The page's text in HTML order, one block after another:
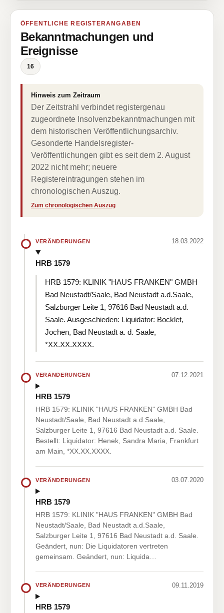
ÖFFENTLICHE REGISTERANGABEN
Bekanntmachungen und
Ereignisse
16
Hinweis zum Zeitraum
Der Zeitstrahl verbindet registergenau
zugeordnete Insolvenzbekanntmachungen mit
dem historischen Veröffentlichungsarchiv.
Gesonderte Handelsregister-
Veröffentlichungen gibt es seit dem 2. August
2022 nicht mehr; neuere
Registereintragungen stehen im
chronologischen Auszug.
Zum chronologischen Auszug
VERÄNDERUNGEN 18.03.2022
HRB 1579
HRB 1579: KLINIK "HAUS FRANKEN" GMBH
Bad Neustadt/Saale, Bad Neustadt a.d.Saale,
Salzburger Leite 1, 97616 Bad Neustadt a.d.
Saale. Ausgeschieden: Liquidator: Bocklet,
Jochen, Bad Neustadt a. d. Saale,
*XX.XX.XXXX.
VERÄNDERUNGEN 07.12.2021
HRB 1579
HRB 1579: KLINIK "HAUS FRANKEN" GMBH Bad
Neustadt/Saale, Bad Neustadt a.d.Saale,
Salzburger Leite 1, 97616 Bad Neustadt a.d. Saale.
Bestellt: Liquidator: Henek, Sandra Maria, Frankfurt
am Main, *XX.XX.XXXX.
VERÄNDERUNGEN 03.07.2020
HRB 1579
HRB 1579: KLINIK "HAUS FRANKEN" GMBH Bad
Neustadt/Saale, Bad Neustadt a.d.Saale,
Salzburger Leite 1, 97616 Bad Neustadt a.d. Saale.
Geändert, nun: Die Liquidatoren vertreten
gemeinsam. Geändert, nun: Liquida…
VERÄNDERUNGEN 09.11.2019
HRB 1579